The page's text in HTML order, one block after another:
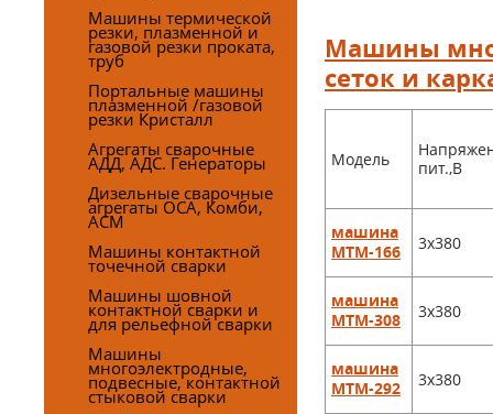
Машины
сеток и
Модель
пит.,В
машина
МТМ-166
3х380
машина
МТМ-308
3х380
машина
МТМ-292
3х380
Машины термической
резки, плазменной и
газовой резки проката,
труб
Портальные машины
плазменной /газовой
резки Кристалл
Агрегаты сварочные
АДД, АДС. Генераторы
Дизельные сварочные
агрегаты ОСА, Комби,
АСМ
Машины контактной
точечной сварки
Машины шовной
контактной сварки и
для рельефной сварки
Машины
многоэлектродные,
подвесные, контактной
стыковой сварки